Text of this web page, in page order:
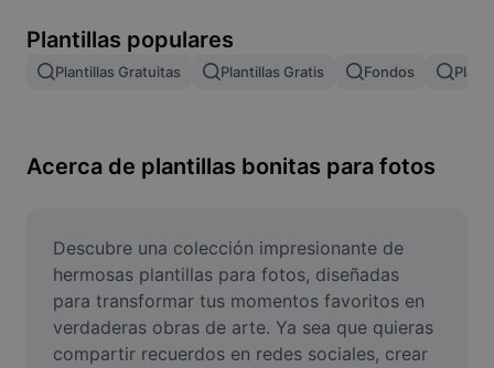
Image merge
Resize Image
Meme Generator
AI Text Remover
AI People Remover
Plantillas populares
Plantillas Gratuitas Plantillas Gratis Fondos
Acerca de plantillas bonitas para fotos
Descubre una colección impresionante de
hermosas plantillas para fotos, diseñadas
para transformar tus momentos favoritos en
verdaderas obras de arte. Ya sea que quieras
compartir recuerdos en redes sociales, crear